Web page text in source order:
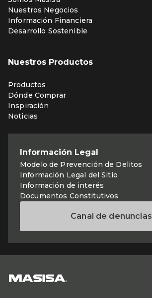
Nuestros Negocios
Información Financiera
Desarrollo Sostenible
Nuestros Productos
Productos
Dónde Comprar
Inspiración
Noticias
Información Legal
Modelo de Prevención de Delitos
Información Legal del Sitio
Información de interés
Documentos Constitutivos
Canal de denuncias